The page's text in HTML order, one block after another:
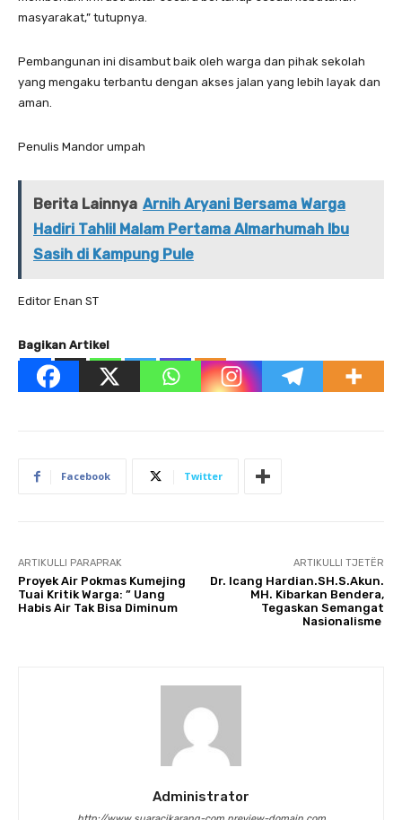
masyarakat,” tutupnya.
Pembangunan ini disambut baik oleh warga dan pihak sekolah
yang mengaku terbantu dengan akses jalan yang lebih layak dan
aman.
Penulis Mandor umpah
Berita Lainnya Arnih Aryani Bersama Warga
Hadiri Tahlil Malam Pertama Almarhumah Ibu
Sasih di Kampung Pule
Editor Enan ST
Bagikan Artikel
Facebook Twitter
ARTIKULLI PARAPRAK
Proyek Air Pokmas Kumejing
Tuai Kritik Warga: ” Uang
Habis Air Tak Bisa Diminum
ARTIKULLI TJETËR
Dr. Icang Hardian.SH.S.Akun.
MH. Kibarkan Bendera,
Tegaskan Semangat
Nasionalisme
Administrator